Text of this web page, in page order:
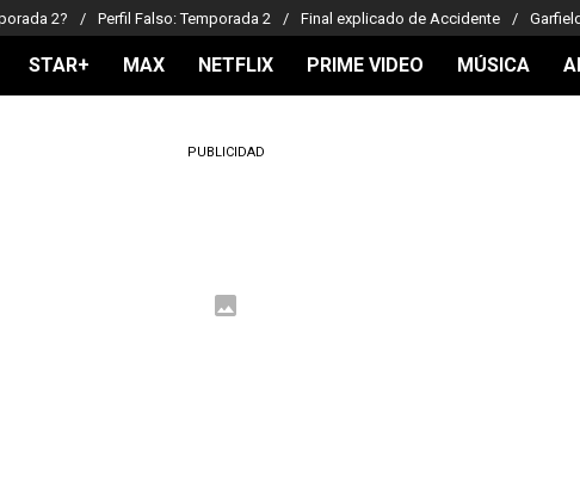
2? Perfil Falso: Temporada 2 Final explicado de Accidente
STAR+ MAX NETFLIX PRIME VIDEO MÚSICA
PUBLICIDAD